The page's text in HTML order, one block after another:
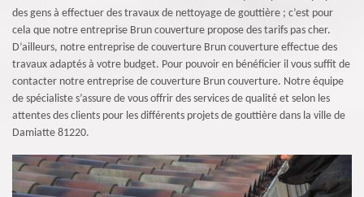
des gens à effectuer des travaux de nettoyage de gouttière ; c’est pour
cela que notre entreprise Brun couverture propose des tarifs pas cher.
D’ailleurs, notre entreprise de couverture Brun couverture effectue des
travaux adaptés à votre budget. Pour pouvoir en bénéficier il vous suffit de
contacter notre entreprise de couverture Brun couverture. Notre équipe
de spécialiste s’assure de vous offrir des services de qualité et selon les
attentes des clients pour les différents projets de gouttière dans la ville de
Damiatte 81220.